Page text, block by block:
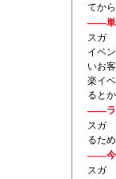
てか
——単
スガ
イベ
いお
楽イ
ると
——ラ
スガ
るた
——今
スガ